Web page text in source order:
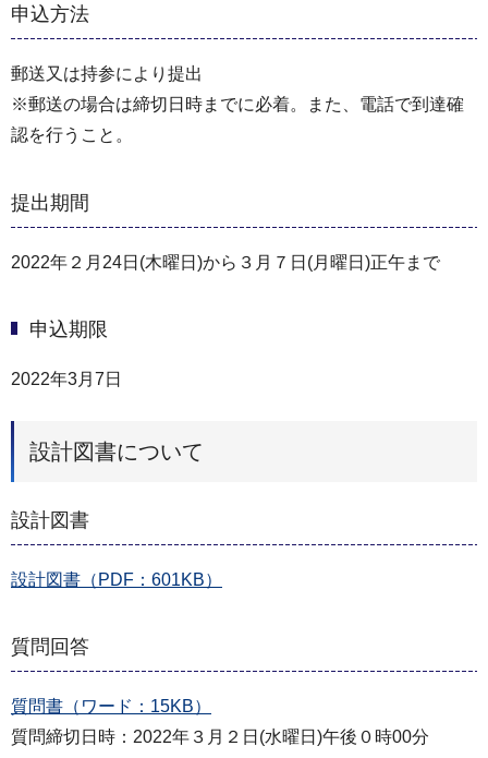
申込方法
郵送又は持参により提出
※郵送の場合は締切日時までに必着。また、電話で到達確
認を行うこと。
提出期間
2022年２月24日(木曜日)から３月７日(月曜日)正午まで
申込期限
2022年3月7日
設計図書について
設計図書
設計図書（PDF：601KB）
質問回答
質問書（ワード：15KB）
質問締切日時：2022年３月２日(水曜日)午後０時00分